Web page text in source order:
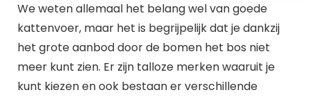
We weten allemaal het belang wel van goede
kattenvoer, maar het is begrijpelijk dat je dankzij
het grote aanbod door de bomen het bos niet
meer kunt zien. Er zijn talloze merken waaruit je
kunt kiezen en ook bestaan er verschillende